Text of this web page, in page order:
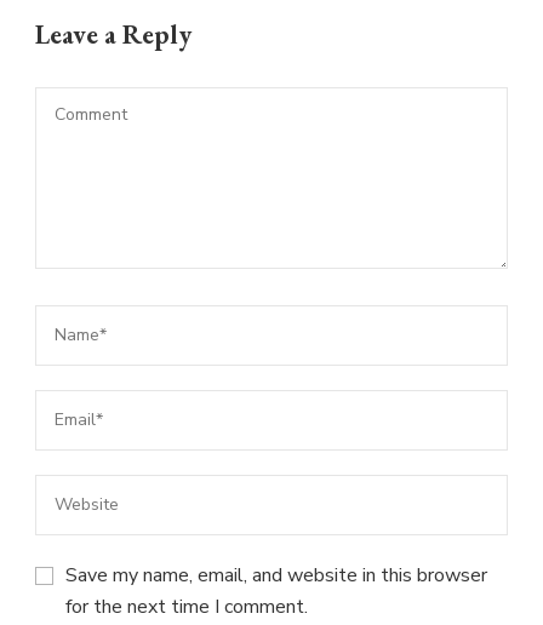
Leave a Reply
Save my name, email, and website in this browser
for the next time I comment.